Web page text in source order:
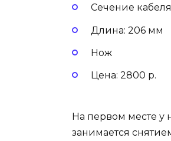
Сечение
Длина: 206 мм
Нож
Цена: 2800 р.
На первом месте у
занимается